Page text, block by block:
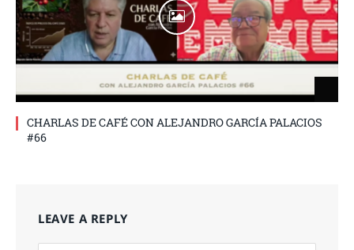
CHARLAS DE CAFÉ CON ALEJANDRO GARCÍA PALACIOS
#66
LEAVE A REPLY